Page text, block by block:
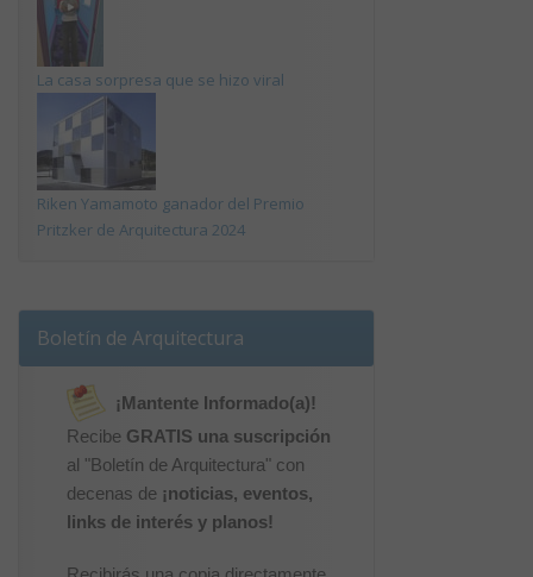
La casa sorpresa que se hizo viral
Riken Yamamoto ganador del Premio
Pritzker de Arquitectura 2024
Boletín de Arquitectura
¡Mantente Informado(a)!
Recibe GRATIS una suscripción
al "Boletín de Arquitectura" con
decenas de ¡noticias, eventos,
links de interés y planos!